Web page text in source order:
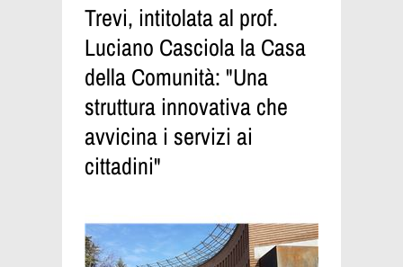
Trevi, intitolata al prof.
Luciano Casciola la Casa
della Comunità: "Una
struttura innovativa che
avvicina i servizi ai
cittadini"